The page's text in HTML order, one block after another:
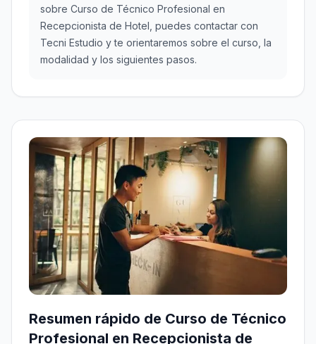
sobre Curso de Técnico Profesional en
Recepcionista de Hotel, puedes contactar con
Tecni Estudio y te orientaremos sobre el curso, la
modalidad y los siguientes pasos.
Resumen rápido de Curso de Técnico
Profesional en Recepcionista de